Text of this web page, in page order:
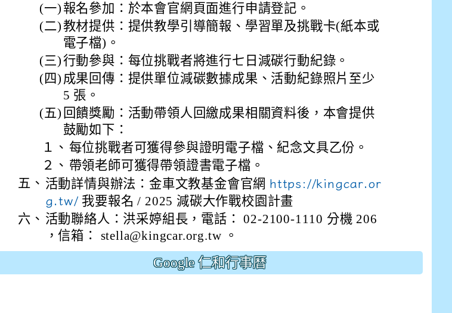
(一) 報名參加：於本會官網頁面進行申請登記。
(二)教材提供：提供教學引導簡報、學習單及挑戰卡(紙本或
電子檔)。
(三)行動參與：每位挑戰者將進行七日減碳行動紀錄。
(四) 成果回傳：提供單位減碳數據成果、活動紀錄照片至少
5 張。
(五) 回饋獎勵：活動帶領人回繳成果相關資料後，本會提供
鼓勵如下：
１、 每位挑戰者可獲得參與證明電子檔、紀念文具乙份。
２、 帶領老師可獲得帶領證書電子檔。
五、 活動詳情與辦法：金車文教基金會官網 https://kingcar.or
g.tw/ 我要報名 / 2025 減碳大作戰校園計畫
六、 活動聯絡人：洪采婷組長，電話： 02-2100-1110 分機 206
，信箱： stella@kingcar.org.tw 。
Google 仁和行事曆
g7OisECve/
g7OisECve/
docs.go114適性入學講綱 (ogle.com/presentation/d/